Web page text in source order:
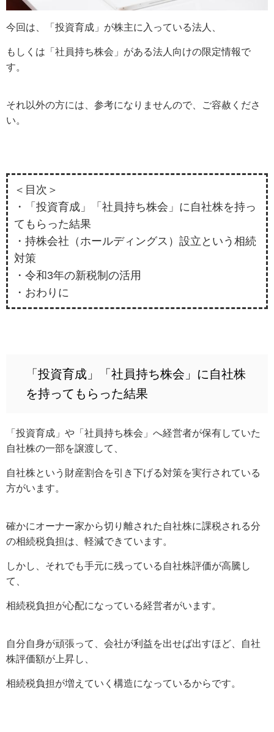
今回は、「投資育成」が株主に入っている法人、
もしくは「社員持ち株会」がある法人向けの限定情報で
す。
それ以外の方には、参考になりませんので、ご容赦くださ
い。
＜目次＞
・「投資育成」「社員持ち株会」に自社株を持っ
てもらった結果
・持株会社（ホールディングス）設立という相続
対策
・令和3年の新税制の活用
・おわりに
「投資育成」「社員持ち株会」に自社株
を持ってもらった結果
「投資育成」や「社員持ち株会」へ経営者が保有していた
自社株の一部を譲渡して、
自社株という財産割合を引き下げる対策を実行されている
方がいます。
確かにオーナー家から切り離された自社株に課税される分
の相続税負担は、軽減できています。
しかし、それでも手元に残っている自社株評価が高騰し
て、
相続税負担が心配になっている経営者がいます。
自分自身が頑張って、会社が利益を出せば出すほど、自社
株評価額が上昇し、
相続税負担が増えていく構造になっているからです。